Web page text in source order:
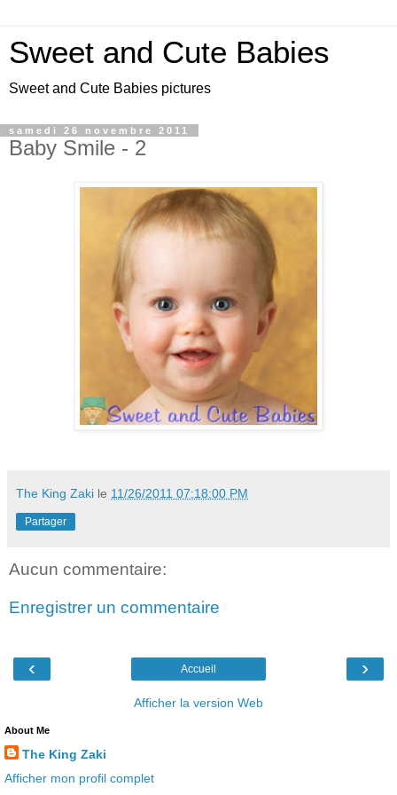
Sweet and Cute Babies
Sweet and Cute Babies pictures
samedi 26 novembre 2011
Baby Smile - 2
The King Zaki le 11/26/2011 07:18:00 PM
Partager
Aucun commentaire:
Enregistrer un commentaire
‹ ›
Accueil
Afficher la version Web
About Me
The King Zaki
Afficher mon profil complet